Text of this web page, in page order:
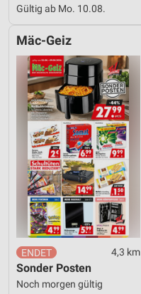
Gültig ab Mo. 10.08.
Mäc-Geiz
4,3 km
Sonder Posten
Noch morgen gültig